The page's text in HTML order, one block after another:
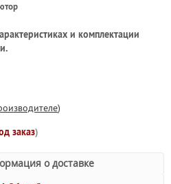
и комплектации
)
заказ)
о доставке